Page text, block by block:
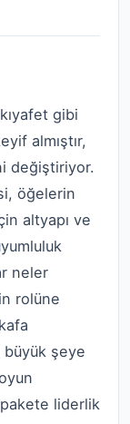
gibi
almıştır,
değiştiriyor.
öğelerin
altyapı ve
neler
rolüne
şeye
liderlik